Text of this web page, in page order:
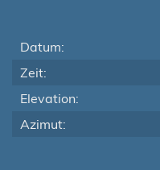
Datum:
Zeit:
Elevation:
Azimut: